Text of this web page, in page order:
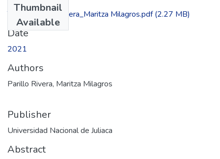
Thumbnail
Available
TESIS_Parillo_Rivera_Maritza Milagros.pdf(2.27 MB)
Date
2021
Authors
Parillo Rivera, Maritza Milagros
Publisher
Universidad Nacional de Juliaca
Abstract